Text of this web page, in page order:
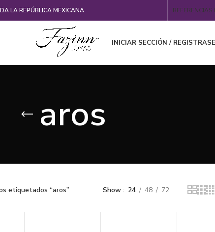
LA REPÚBLICA MEXICANA
INICIAR SECCIÓN / REGISTRASE
aros
etiquetados “aros” Show 24 48 72